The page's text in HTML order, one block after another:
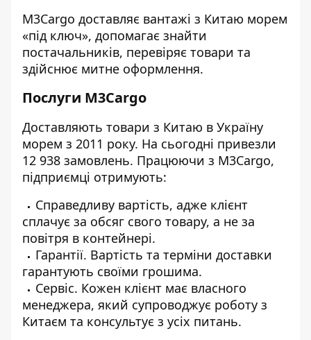
M3Cargo доставляє вантажі з Китаю морем
«під ключ», допомагає знайти
постачальників, перевіряє товари та
здійснює митне оформлення.
Послуги M3Cargo
Доставляють товари з Китаю в Україну
морем з 2011 року. На сьогодні привезли
12 938 замовлень. Працюючи з M3Cargo,
підприємці отримують:
Справедливу вартість, адже клієнт
сплачує за обсяг свого товару, а не за
повітря в контейнері.
Гарантії. Вартість та терміни доставки
гарантують своїми грошима.
Сервіс. Кожен клієнт має власного
менеджера, який супроводжує роботу з
Китаєм та консультує з усіх питань.